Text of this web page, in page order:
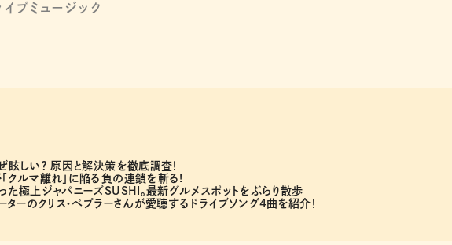
ブミュージック
眩しい？ 原因と解決策を徹底調査！
クルマ離れ」に陥る負の連鎖を斬る!
た極上ジャパニーズSUSHI。最新グルメスポットをぶらり散歩
ターのクリス・ペプラーさんが愛聴するドライブソング4曲を紹介！